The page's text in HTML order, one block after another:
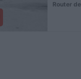
Router